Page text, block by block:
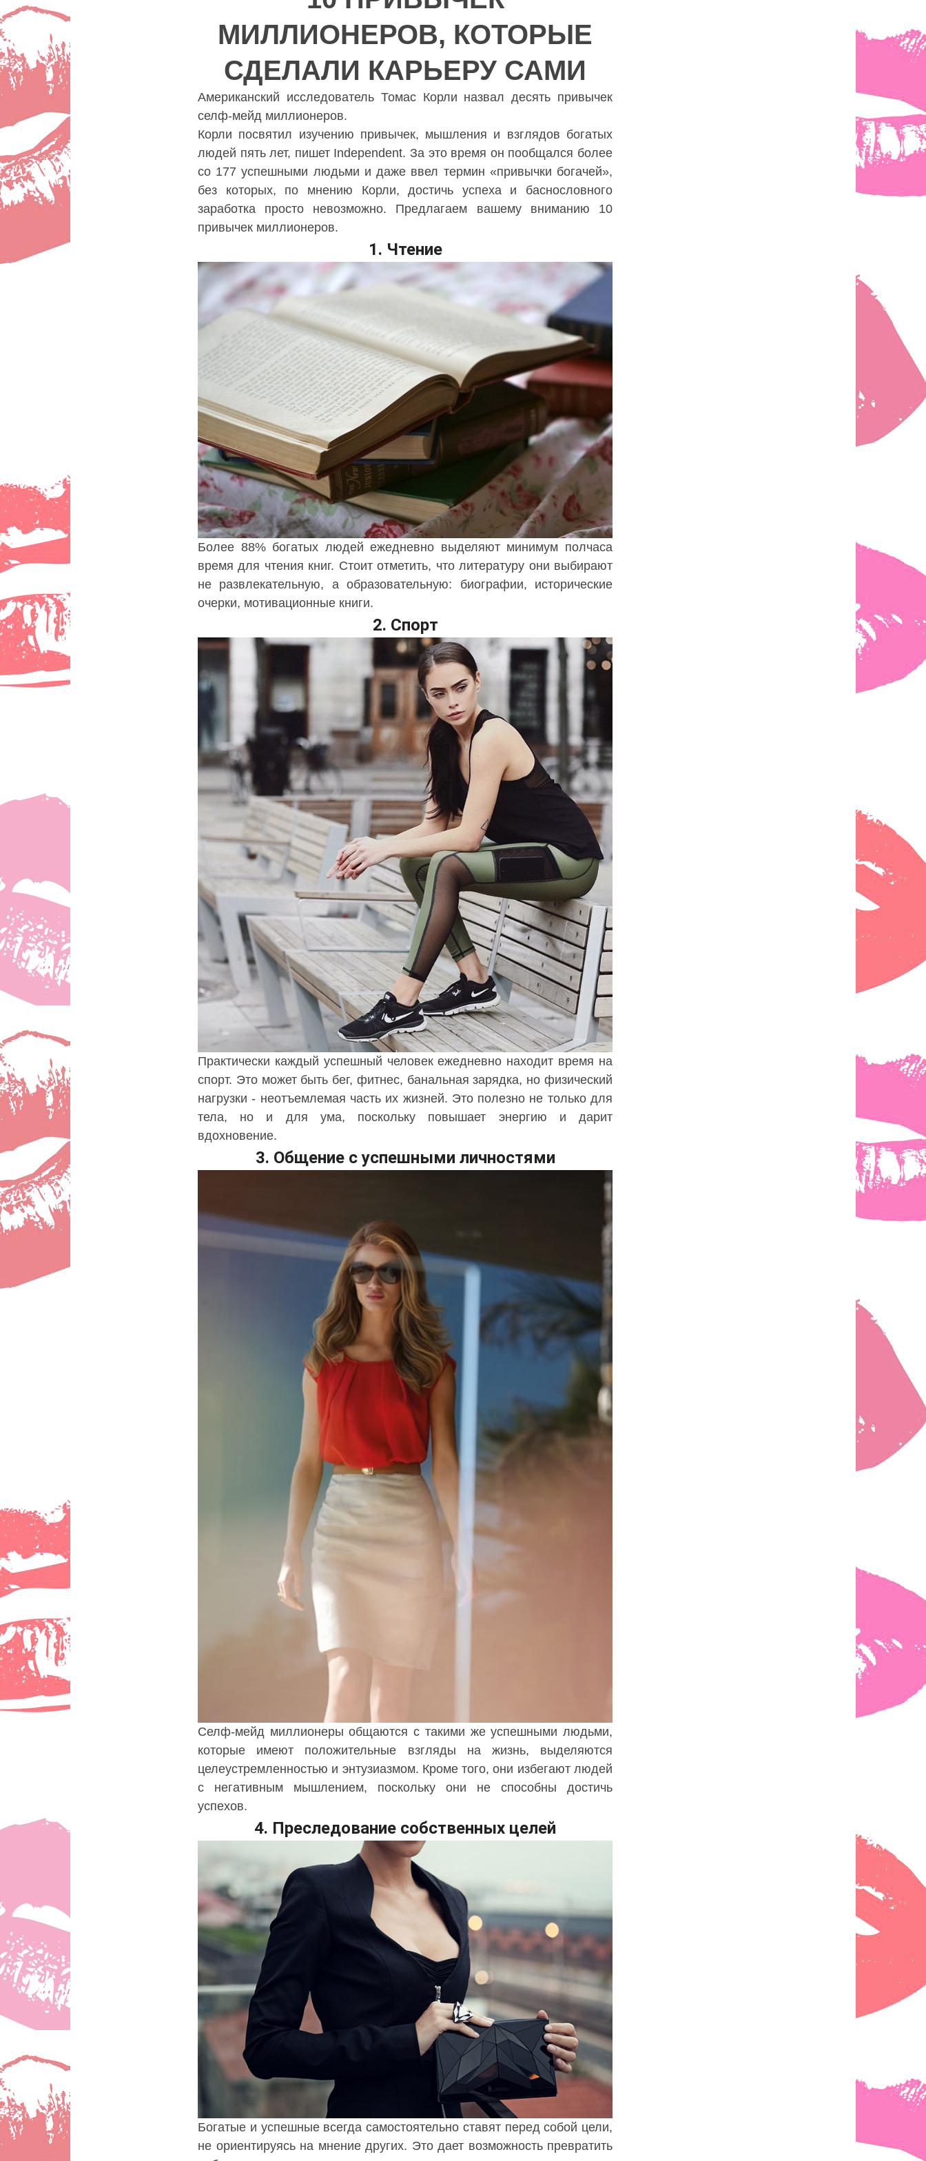
МИЛЛИОНЕРОВ, КОТОРЫЕ
СДЕЛАЛИ КАРЬЕРУ САМИ
Lady
МИЛЛИОНЕРОВ, КОТОРЫЕ
СДЕЛАЛИ КАРЬЕРУ САМИ
Американский исследователь Томас Корли назвал десять привычек
селф-мейд миллионеров.
Корли посвятил изучению привычек, мышления и взглядов богатых
людей пять лет, пишет Independent. За это время он пообщался более
со 177 успешными людьми и даже ввел термин «привычки богачей»,
без которых, по мнению Корли, достичь успеха и баснословного
заработка просто невозможно. Предлагаем вашему вниманию 10
привычек миллионеров.
1. Чтение
Более 88% богатых людей ежедневно выделяют минимум полчаса
время для чтения книг. Стоит отметить, что литературу они выбирают
не развлекательную, а образовательную: биографии, исторические
очерки, мотивационные книги.
2. Спорт
Практически каждый успешный человек ежедневно находит время на
спорт. Это может быть бег, фитнес, банальная зарядка, но физический
нагрузки - неотъемлемая часть их жизней. Это полезно не только для
тела, но и для ума, поскольку повышает энергию и дарит
вдохновение.
3. Общение с успешными личностями
Селф-мейд миллионеры общаются с такими же успешными людьми,
которые имеют положительные взгляды на жизнь, выделяются
целеустремленностью и энтузиазмом. Кроме того, они избегают людей
с негативным мышлением, поскольку они не способны достичь
успехов.
4. Преследование собственных целей
Богатые и успешные всегда самостоятельно ставят перед собой цели,
не ориентируясь на мнение других. Это дает возможность превратить